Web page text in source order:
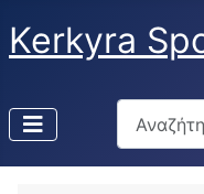
Kerkyra
Αναζήτηση
Type 2 or